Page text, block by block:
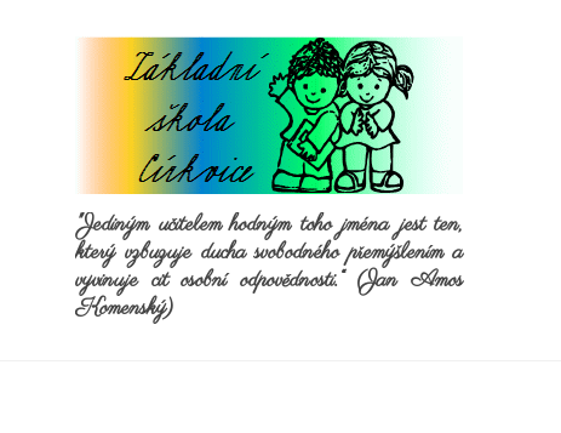
"Jediným učitelem hodným toho jména jest ten,
který vzbuzuje ducha svobodného přemýšlením a
vyvinuje cit osobní odpovědnosti.“ (Jan Amos
Komenský)